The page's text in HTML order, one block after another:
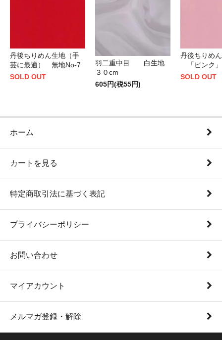
丹後ちりめん生地（手
芸に最適） 無地No-7
SOLD OUT
羽二重中目 白生地
３０cm
605円(税55円)
丹後ちりめ
「ピンク」
SOLD OUT
ホーム
カートを見る
特定商取引法に基づく表記
プライバシーポリシー
お問い合わせ
マイアカウント
メルマガ登録・解除